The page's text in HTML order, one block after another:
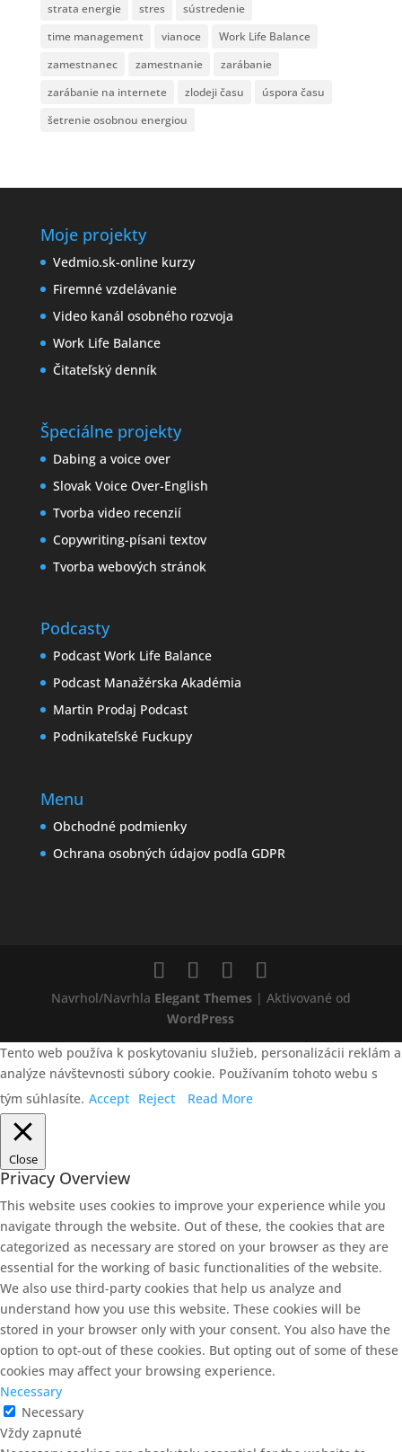
strata energie
stres
sústredenie
time management
vianoce
Work Life Balance
zamestnanec
zamestnanie
zarábanie
zarábanie na internete
zlodeji času
úspora času
šetrenie osobnou energiou
Moje projekty
Vedmio.sk-online kurzy
Firemné vzdelávanie
Video kanál osobného rozvoja
Work Life Balance
Čitateľský denník
Špeciálne projekty
Dabing a voice over
Slovak Voice Over-English
Tvorba video recenzií
Copywriting-písani textov
Tvorba webových stránok
Podcasty
Podcast Work Life Balance
Podcast Manažérska Akadémia
Martin Prodaj Podcast
Podnikateľské Fuckupy
Menu
Obchodné podmienky
Ochrana osobných údajov podľa GDPR
Navrhol/Navrhla Elegant Themes| Aktivované od
WordPress
Tento web používa k poskytovaniu služieb, personalizácii reklám a
analýze návštevnosti súbory cookie. Používaním tohoto webu s
tým súhlasíte. Accept Reject Read More
Close
Privacy Overview
This website uses cookies to improve your experience while you
navigate through the website. Out of these, the cookies that are
categorized as necessary are stored on your browser as they are
essential for the working of basic functionalities of the website.
We also use third-party cookies that help us analyze and
understand how you use this website. These cookies will be
stored in your browser only with your consent. You also have the
option to opt-out of these cookies. But opting out of some of these
cookies may affect your browsing experience.
Necessary
Necessary
Vždy zapnuté